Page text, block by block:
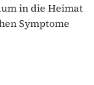
in die Heimat
Symptome